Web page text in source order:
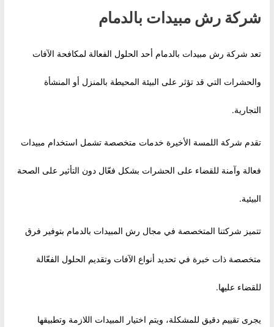
شركة رش مبيدات بالدمام
تعد شركة رش مبيدات بالدمام أحد الحلول الفعالة لمكافحة الآفات
والحشرات التي قد تؤثر على البيئة المحيطة بالمنزل أو المنشأة
التجارية.
تقدم شركة اللمسة الأخيرة خدمات متخصصة تشمل استخدام مبيدات
فعالة وآمنة للقضاء على الحشرات بشكل فعّال دون التأثير على الصحة
البيئية.
تتميز شركتنا المتخصصة في مجال رش المبيدات بالدمام بتوفير فرق
متخصصة ذات خبرة في تحديد أنواع الآفات وتقديم الحلول الفعّالة
للقضاء عليها.
يجرى تقييم دقيق للمشكلة، ويتم اختيار المبيدات اللازمة وتطبيقها